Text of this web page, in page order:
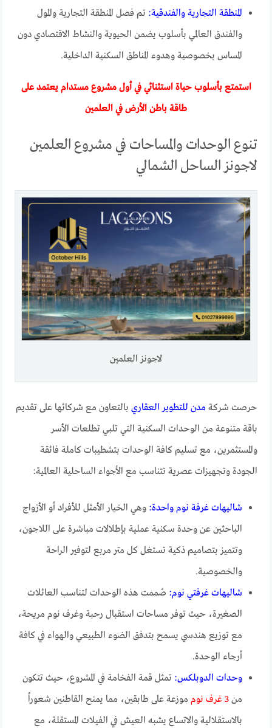
المنطقة التجارية والفندقية: تم فصل المنطقة التجارية والمول
والفندق العالمي بأسلوب يضمن الحيوية والنشاط الاقتصادي دون
المساس بخصوصية وهدوء المناطق السكنية الداخلية.
استمتع بأسلوب حياة استثنائي في أول مشروع مستدام يعتمد على
طاقة باطن الأرض في العلمين
تنوع الوحدات والمساحات في مشروع العلمين
لاجونز الساحل الشمالي
لاجونز العلمين
حرصت شركة مدن للتطوير العقاري بالتعاون مع شركائها على تقديم
باقة متنوعة من الوحدات السكنية التي تلبي تطلعات الأسر
والمستثمرين، مع تسليم كافة الوحدات بتشطيبات كاملة فائقة
الجودة وتجهيزات عصرية تتناسب مع الأجواء الساحلية العالمية:
شاليهات غرفة نوم واحدة: وهي الخيار الأمثل للأفراد أو الأزواج
الباحثين عن وحدة سكنية عملية بإطلالات مباشرة على اللاجون،
وتتميز بتصاميم ذكية تستغل كل متر مربع لتوفير الراحة
والخصوصية.
شاليهات غرفتي نوم: صُممت هذه الوحدات لتناسب العائلات
الصغيرة، حيث توفر مساحات استقبال رحبة وغرف نوم مريحة،
مع توزيع هندسي يسمح بتدفق الضوء الطبيعي والهواء في كافة
أرجاء الوحدة.
وحدات الدوبلكس: تمثل قمة الفخامة في المشروع، حيث تتكون
من3 غرف نوم
موزعة على طابقين، مما يمنح القاطنين شعوراً
بالاستقلالية والاتساع يشبه العيش في الفيلات المستقلة، مع